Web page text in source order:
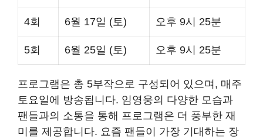
4회 6월 17일 (토) 오후 9시 25분
5회 6월 25일 (토) 오후 9시 25분
프로그램은 총 5부작으로 구성되어 있으며, 매주
토요일에 방송됩니다. 임영웅의 다양한 모습과
팬들과의 소통을 통해 프로그램은 더 풍부한 재
미를 제공합니다. 요즘 팬들이 가장 기대하는 장